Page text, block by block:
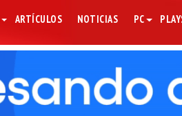
ARTÍCULOS NOTICIAS PC